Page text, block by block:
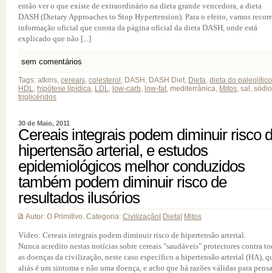
então ver o que existe de extraordinário na dieta grande vencedora, a dieta
DASH (Dietary Approaches to Stop Hypertension). Para o efeito, vamos
informação oficial que consta da página oficial da dieta DASH, onde está
explicado que não [...]
sem comentários
Tags: atkins, cereais, colesterol , DASH, DASH Diet, Dieta, dieta do paleolítico
HDL, hipótese lipídica, LDL, low-carb, low-fat, mediterrânica, Mitos, sal,
triglicéridos
30 de Maio, 2011
Cereais integrais podem diminuir risco
hipertensão arterial, e estudos
epidemiológicos melhor conduzidos
também podem diminuir risco de
resultados ilusórios
Autor: O Primitivo. Categoria: Civilização Dieta Mitos
Vídeo: Cereais integrais podem diminuir risco de hipertensão arterial.
Nunca acredito nestas notícias sobre cereais "saudáveis" protectores contra
as doenças da civilização, neste caso específico a hipertensão arterial (HA),
aliás é um sintoma e não uma doença, e acho que há razões válidas para